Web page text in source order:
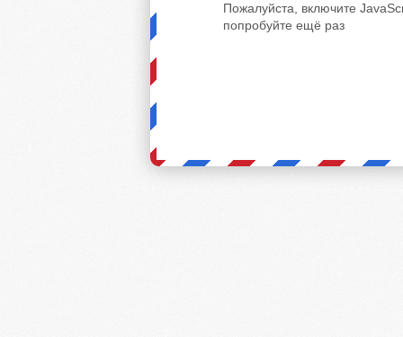
Пожалуйста, включите
попробуйте ещё раз